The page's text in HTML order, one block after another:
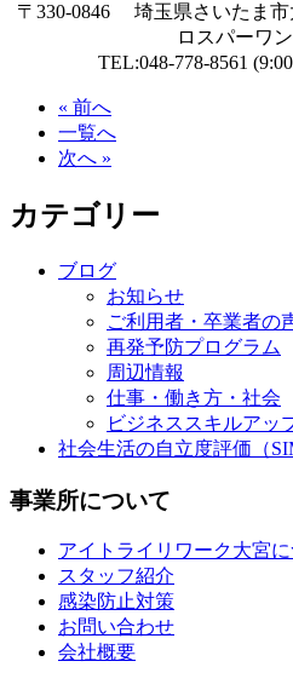
〒330-0846 埼玉県さいたま
ロスパーワ
TEL:048-778-8561
« 前へ
一覧へ
次へ »
カテゴリー
ブログ
お知らせ
ご利用者・卒業者の
再発予防プログラム
周辺情報
仕事・働き方・社会
ビジネススキルアッ
社会生活の自立度評価（
事業所について
アイトライリワーク大宮
スタッフ紹介
感染防止対策
お問い合わせ
会社概要